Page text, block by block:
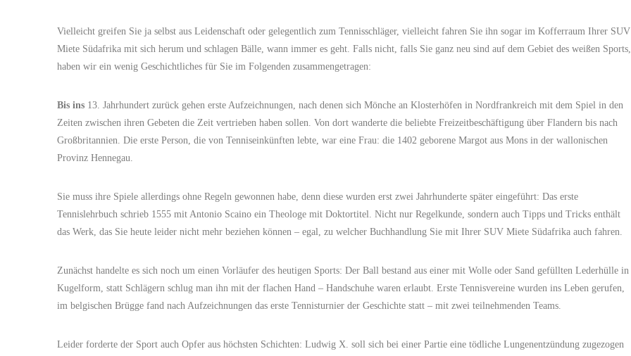
Vielleicht greifen Sie ja selbst aus Leidenschaft oder gelegentlich zum Tennisschläger, vielleicht fahren Sie ihn sogar im Kofferraum Ihrer SUV
Miete Südafrika mit sich herum und schlagen Bälle, wann immer es geht. Falls nicht, falls Sie ganz neu sind auf dem Gebiet des weißen Sports,
haben wir ein wenig Geschichtliches für Sie im Folgenden zusammengetragen:
Bis ins 13. Jahrhundert zurück gehen erste Aufzeichnungen, nach denen sich Mönche an Klosterhöfen in Nordfrankreich mit dem Spiel in den
Zeiten zwischen ihren Gebeten die Zeit vertrieben haben sollen. Von dort wanderte die beliebte Freizeitbeschäftigung über Flandern bis nach
Großbritannien. Die erste Person, die von Tenniseinkünften lebte, war eine Frau: die 1402 geborene Margot aus Mons in der wallonischen
Provinz Hennegau.
Sie muss ihre Spiele allerdings ohne Regeln gewonnen habe, denn diese wurden erst zwei Jahrhunderte später eingeführt: Das erste
Tennislehrbuch schrieb 1555 mit Antonio Scaino ein Theologe mit Doktortitel. Nicht nur Regelkunde, sondern auch Tipps und Tricks enthält
das Werk, das Sie heute leider nicht mehr beziehen können – egal, zu welcher Buchhandlung Sie mit Ihrer SUV Miete Südafrika auch fahren.
Zunächst handelte es sich noch um einen Vorläufer des heutigen Sports: Der Ball bestand aus einer mit Wolle oder Sand gefüllten Lederhülle in
Kugelform, statt Schlägern schlug man ihn mit der flachen Hand – Handschuhe waren erlaubt. Erste Tennisvereine wurden ins Leben gerufen,
im belgischen Brügge fand nach Aufzeichnungen das erste Tennisturnier der Geschichte statt – mit zwei teilnehmenden Teams.
Leider forderte der Sport auch Opfer aus höchsten Schichten: Ludwig X. soll sich bei einer Partie eine tödliche Lungenentzündung zugezogen